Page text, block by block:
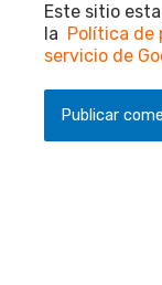
Este sitio
la Política de
servicio de